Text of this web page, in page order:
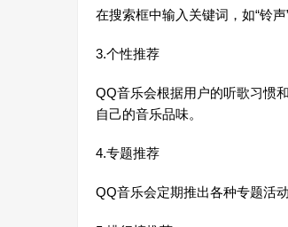
在搜索框中输入关键词，如“铃
3.个性推荐
QQ音乐会根据用户的听歌习惯
自己的音乐品味。
4.专题推荐
QQ音乐会定期推出各种专题活